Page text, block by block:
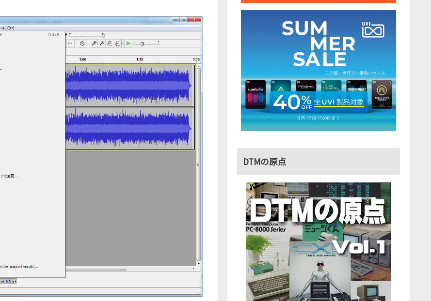
DTMの原点